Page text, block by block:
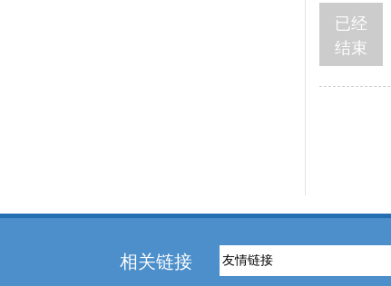
已经
结束
相关链接